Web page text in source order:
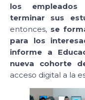
los empleados
terminar sus
entonces, se
para los
informe a
nueva cohorte
acceso digital a la